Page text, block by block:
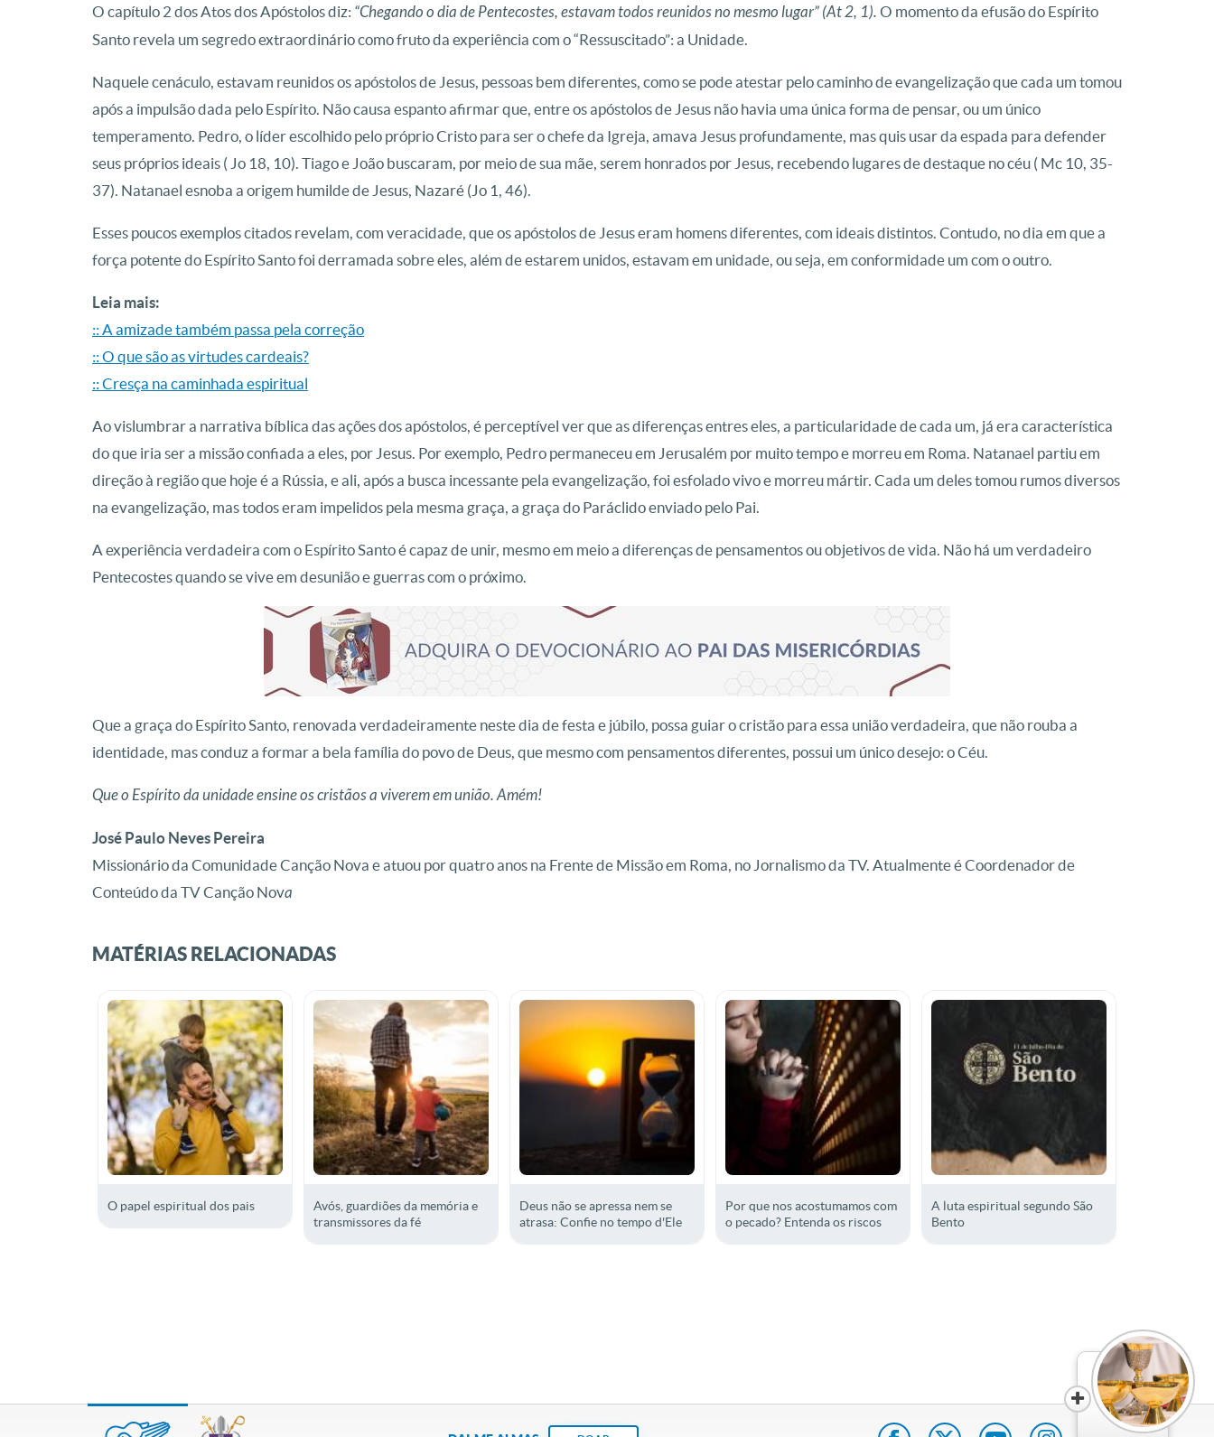
O capítulo 2 dos Atos dos Apóstolos diz: “Chegando o dia de Pentecostes, estavam todos reu­nidos no mesmo lugar” (At 2, 1). O momento da efusão do Espírito
Santo revela um segredo extraordinário como fruto da experiência com o “Ressuscitado”: a Unidade.
Naquele cenáculo, estavam reunidos os apóstolos de Jesus, pessoas bem diferentes, como se pode atestar pelo caminho de evangelização que cada um tomou
após a impulsão dada pelo Espírito. Não causa espanto afirmar que, entre os apóstolos de Jesus não havia uma única forma de pensar, ou um único
temperamento. Pedro, o líder escolhido pelo próprio Cristo para ser o chefe da Igreja, amava Jesus profundamente, mas quis usar da espada para defender
seus próprios ideais ( Jo 18, 10). Tiago e João buscaram, por meio de sua mãe, serem honrados por Jesus, recebendo lugares de destaque no céu ( Mc 10, 35-
37). Natanael esnoba a origem humilde de Jesus, Nazaré (Jo 1, 46).
Esses poucos exemplos citados revelam, com veracidade, que os apóstolos de Jesus eram homens diferentes, com ideais distintos. Contudo, no dia em que a
força potente do Espírito Santo foi derramada sobre eles, além de estarem unidos, estavam em unidade, ou seja, em conformidade um com o outro.
Leia mais:
:: A amizade também passa pela correção
:: O que são as virtudes cardeais?
:: Cresça na caminhada espiritual
Ao vislumbrar a narrativa bíblica das ações dos apóstolos, é perceptível ver que as diferenças entres eles, a particularidade de cada um, já era característica
do que iria ser a missão confiada a eles, por Jesus. Por exemplo, Pedro permaneceu em Jerusalém por muito tempo e morreu em Roma. Natanael partiu em
direção à região que hoje é a Rússia, e ali, após a busca incessante pela evangelização, foi esfolado vivo e morreu mártir. Cada um deles tomou rumos diversos
na evangelização, mas todos eram impelidos pela mesma graça, a graça do Paráclido enviado pelo Pai.
A experiência verdadeira com o Espírito Santo é capaz de unir, mesmo em meio a diferenças de pensamentos ou objetivos de vida. Não há um verdadeiro
Pentecostes quando se vive em desunião e guerras com o próximo.
Que a graça do Espírito Santo, renovada verdadeiramente neste dia de festa e júbilo, possa guiar o cristão para essa união verdadeira, que não rouba a
identidade, mas conduz a formar a bela família do povo de Deus, que mesmo com pensamentos diferentes, possui um único desejo: o Céu.
Que o Espírito da unidade ensine os cristãos a viverem em união. Amém!
José Paulo Neves Pereira
Missionário da Comunidade Canção Nova e atuou por quatro anos na Frente de Missão em Roma, no Jornalismo da TV. Atualmente é Coordenador de
Conteúdo da TV Canção Nova
MATÉRIAS RELACIONADAS
O papel espiritual dos pais
Avós, guardiões da memória e
transmissores da fé
Deus não se apressa nem se
atrasa: Confie no tempo d'Ele
Por que nos acostumamos com
o pecado? Entenda os riscos
A luta espiritual segundo São
Bento